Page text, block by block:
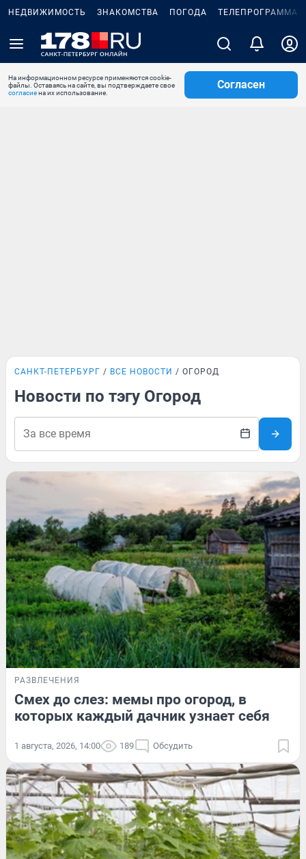
НЕДВИЖИМОСТЬ ЗНАКОМСТВА ПОГОДА ТЕЛЕПРОГРАММА
На информационном ресурсе применяются cookie-
файлы. Оставаясь на сайте, вы подтверждаете свое
согласиена их использование.
Согласен
САНКТ-ПЕТЕРБУРГ ВСЕ НОВОСТИ ОГОРОД
Новости по тэгу Огород
РАЗВЛЕЧЕНИЯ
Смех до слез: мемы про огород, в
которых каждый дачник узнает себя
1 августа, 2026, 14:00 189 Обсудить